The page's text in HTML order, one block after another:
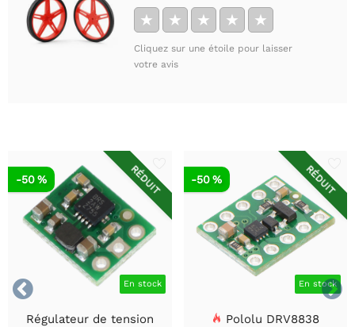
★ ★ ★ ★ ★
Cliquez sur une étoile pour laisser
votre avis


RÉDUIT
En stock
-50 %
Régulateur de tension
RÉDUIT
En stock
-50 %
Pololu DRV8838